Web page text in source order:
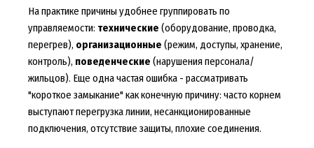
На практике причины удобнее группировать по
управляемости: технические (оборудование, проводка,
перегрев), организационные (режим, доступы, хранение,
контроль), поведенческие (нарушения персонала/
жильцов). Еще одна частая ошибка - рассматривать
"короткое замыкание" как конечную причину: часто корнем
выступают перегрузка линии, несанкционированные
подключения, отсутствие защиты, плохие соединения.